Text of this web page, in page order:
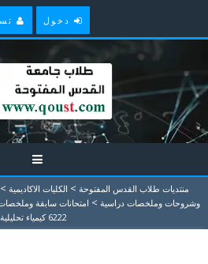
دخول
منتديات طلاب القدس المفتوحة > الكليات الاكاديمية >
وشروحات وملخصات دراسية > امتحانات سابقة وملخصات
6222 كيمياء تحليلية